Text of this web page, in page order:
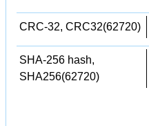
CRC-32, CRC32(62720)
SHA-256 hash,
SHA256(62720)